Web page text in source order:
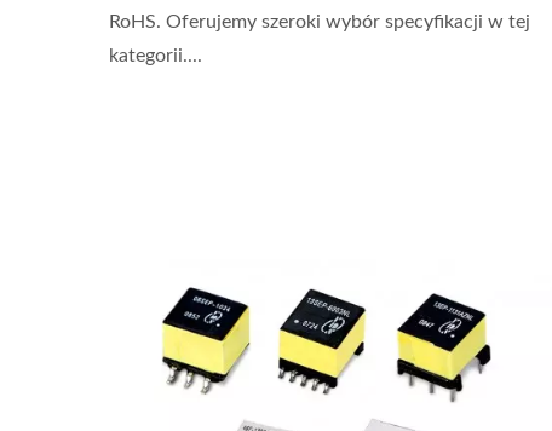
RoHS. Oferujemy szeroki wybór specyfikacji w tej
kategorii....